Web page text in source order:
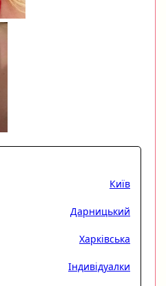
Київ
Дарницький
Харківська
Індивідуалки